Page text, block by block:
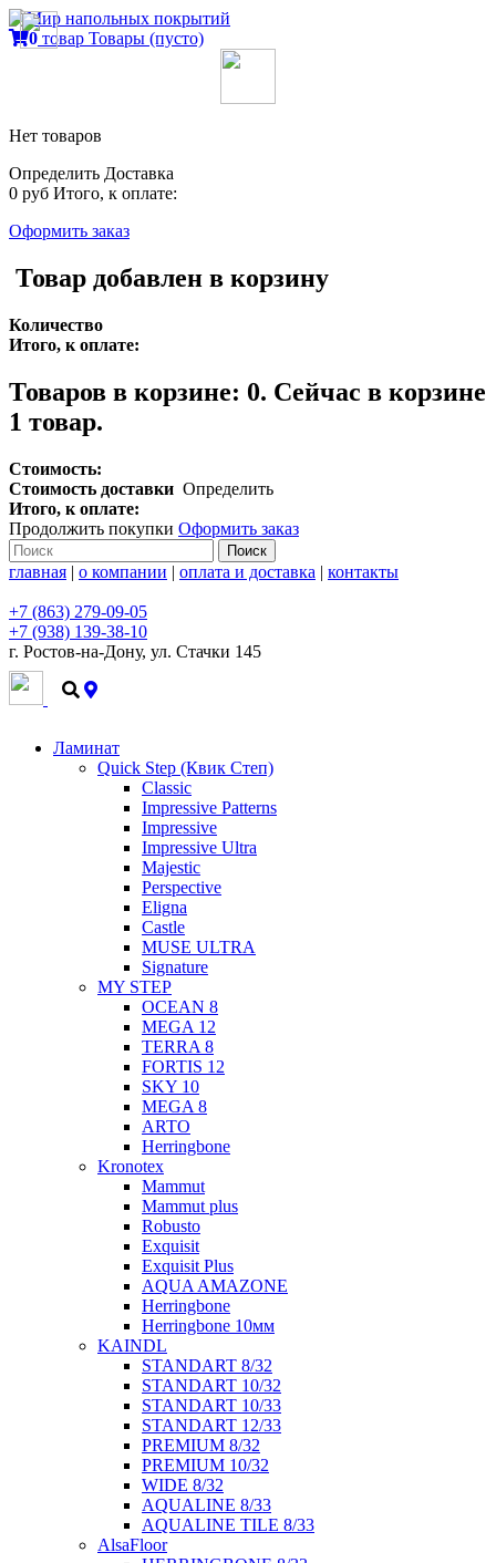
0 товар Товары (пусто)
Нет товаров
Определить Доставка
0 руб Итого, к оплате:
Оформить заказ
Товар добавлен в корзину
Количество
Итого, к оплате:
Товаров в корзине: 0. Сейчас в корзине
1 товар.
Стоимость:
Стоимость доставки Определить
Итого, к оплате:
Продолжить покупки Оформить заказ
Поиск
главная | о компании | оплата и доставка | контакты
+7 (863) 279-09-05
+7 (938) 139-38-10
г. Ростов-на-Дону, ул. Стачки 145
Ламинат
Quick Step (Квик Степ)
Classic
Impressive Patterns
Impressive
Impressive Ultra
Majestic
Perspective
Eligna
Castle
MUSE ULTRA
Signature
MY STEP
OCEAN 8
MEGA 12
TERRA 8
FORTIS 12
SKY 10
MEGA 8
ARTO
Herringbone
Kronotex
Mammut
Mammut plus
Robusto
Exquisit
Exquisit Plus
AQUA AMAZONE
Herringbone
Herringbone 10мм
KAINDL
STANDART 8/32
STANDART 10/32
STANDART 10/33
STANDART 12/33
PREMIUM 8/32
PREMIUM 10/32
WIDE 8/32
AQUALINE 8/33
AQUALINE TILE 8/33
AlsaFloor